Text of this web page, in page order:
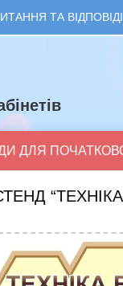
ТА ВІДПОВІДІ
ДЛЯ